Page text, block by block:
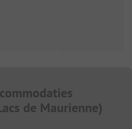
de Maurienne)